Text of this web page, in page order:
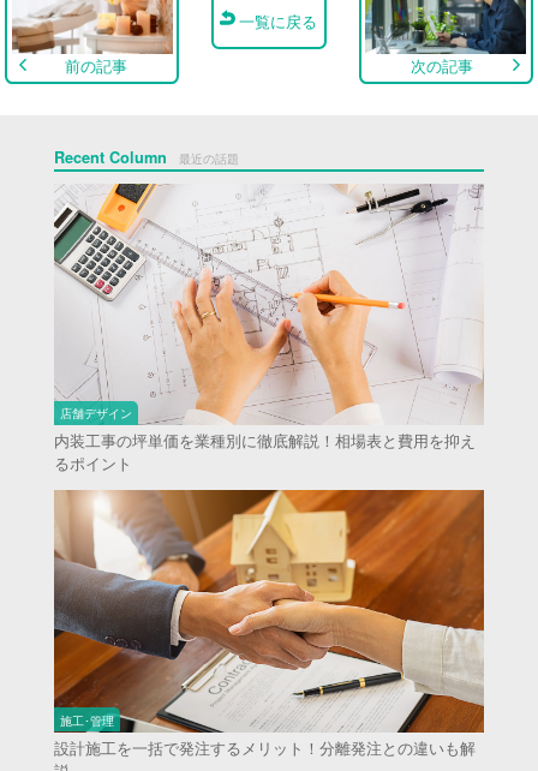
前の記事
一覧に戻る
次の記事
Recent Column 最近の話題
店舗デザイン
内装工事の坪単価を業種別に徹底解説！相場表と費用を抑え
るポイント
施工･管理
設計施工を一括で発注するメリット！分離発注との違いも解